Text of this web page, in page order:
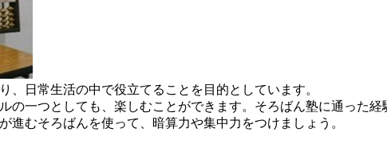
日常生活の中で役立てることを目的としています。
一つとしても、楽しむことができます。そろばん塾に通った
むそろばんを使って、暗算力や集中力をつけましょう。